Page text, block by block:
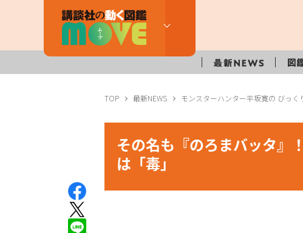
TOP 最新NEWS モンスターハンター平坂寛の びっく
その名も『のろまバッタ』
は「毒」